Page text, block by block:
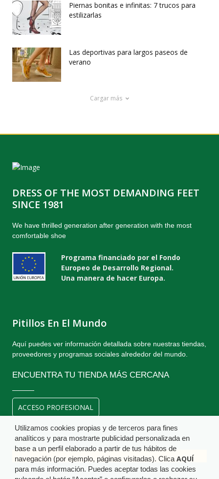
Piernas bonitas e infinitas: 7 trucos para
estilizarlas
Las deportivas para largos paseos de
verano
Cargar más
DRESS OF THE MOST DEMANDING FEET
SINCE 1981
We have thrilled generation after generation with the most
comfortable shoe
Programa financiado por el Fondo
Europeo de Desarrollo Regional.
Una manera de hacer Europa.
Pitillos En El Mundo
Aquí puedes ver información detallada sobre nuestras tiendas,
proveedores y programas sociales alrededor del mundo.
ENCUENTRA TU TIENDA MÁS CERCANA
ACCESO PROFESIONAL
Utilizamos cookies propias y de terceros para fines
analíticos y para mostrarte publicidad personalizada en
base a un perfil elaborado a partir de tus hábitos de
navegación (por ejemplo, páginas visitadas). Clica AQUÍ
para más información. Puedes aceptar todas las cookies